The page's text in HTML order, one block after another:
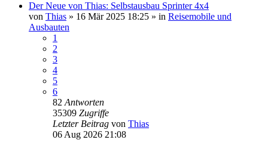
Der Neue von Thias: Selbstausbau Sprinter 4x4
von Thias » 16 Mär 2025 18:25 » in Reisemobile und
Ausbauten
1
2
3
4
5
6
82 Antworten
35309 Zugriffe
Letzter Beitrag von Thias
06 Aug 2026 21:08